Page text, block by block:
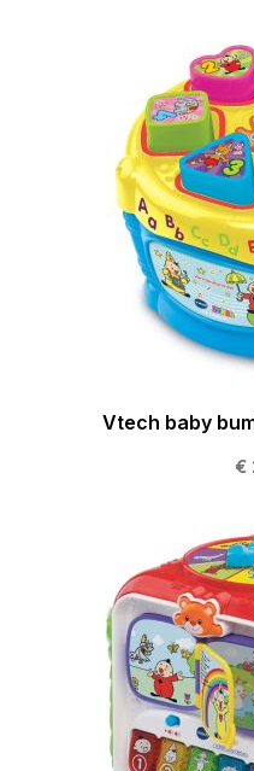
Vtech baby
€